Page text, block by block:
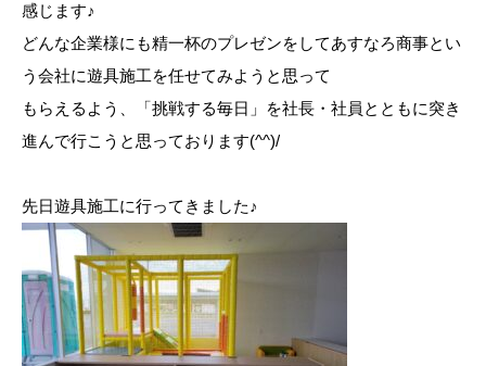
感じます♪
どんな企業様にも精一杯のプレゼンをしてあすなろ商事とい
う会社に遊具施工を任せてみようと思って
もらえるよう、「挑戦する毎日」を社長・社員とともに突き
進んで行こうと思っております(^^)/
先日遊具施工に行ってきました♪